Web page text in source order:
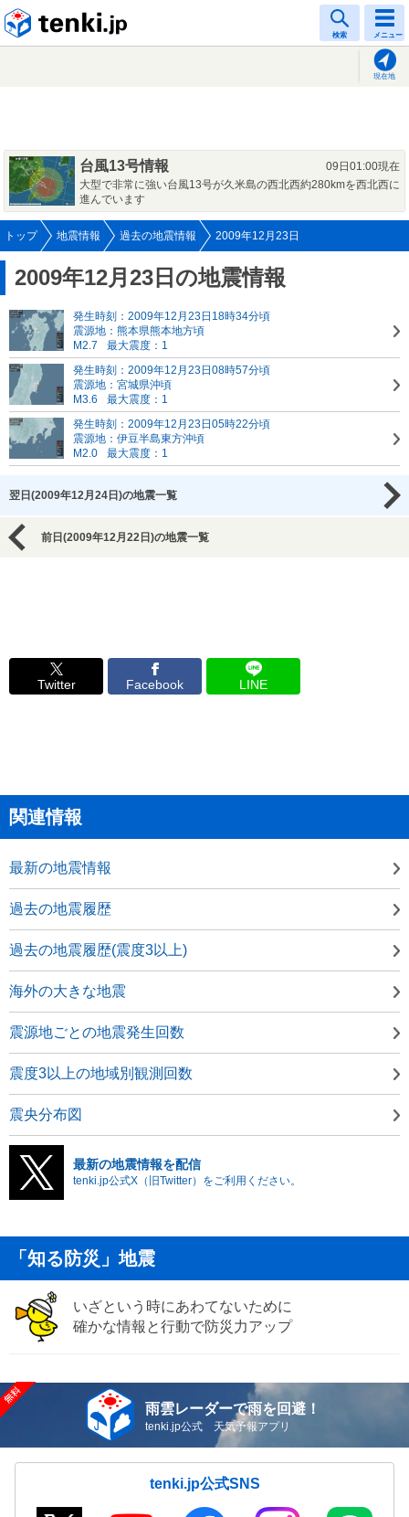
検索 メニュー
現在地
台風13号情報
09日01:00現在
大型で非常に強い台風13号が久米島の西北西約280kmを西北西に
進んでいます
トップ 地震情報 過去の地震情報 2009年12月23日
2009年12月23日の地震情報
発生時刻：2009年12月23日18時34分頃
震源地：熊本県熊本地方頃
M2.7
最大震度：1
発生時刻：2009年12月23日08時57分頃
震源地：宮城県沖頃
M3.6
最大震度：1
発生時刻：2009年12月23日05時22分頃
震源地：伊豆半島東方沖頃
M2.0
最大震度：1
翌日(2009年12月24日)の地震一覧
前日(2009年12月22日)の地震一覧
Twitter Facebook LINE
関連情報
最新の地震情報
過去の地震履歴
過去の地震履歴(震度3以上)
海外の大きな地震
震源地ごとの地震発生回数
震度3以上の地域別観測回数
震央分布図
最新の地震情報を配信
tenki.jp公式X（旧Twitter）をご利用ください。
「知る防災」地震
いざという時にあわてないために
確かな情報と行動で防災力アップ
雨雲レーダーで雨を回避！
tenki.jp公式 天気予報アプリ
tenki.jp公式SNS